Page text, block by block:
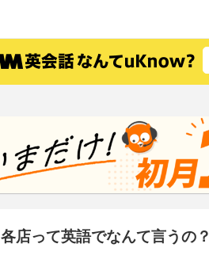
各店って英語でなんて言うの？